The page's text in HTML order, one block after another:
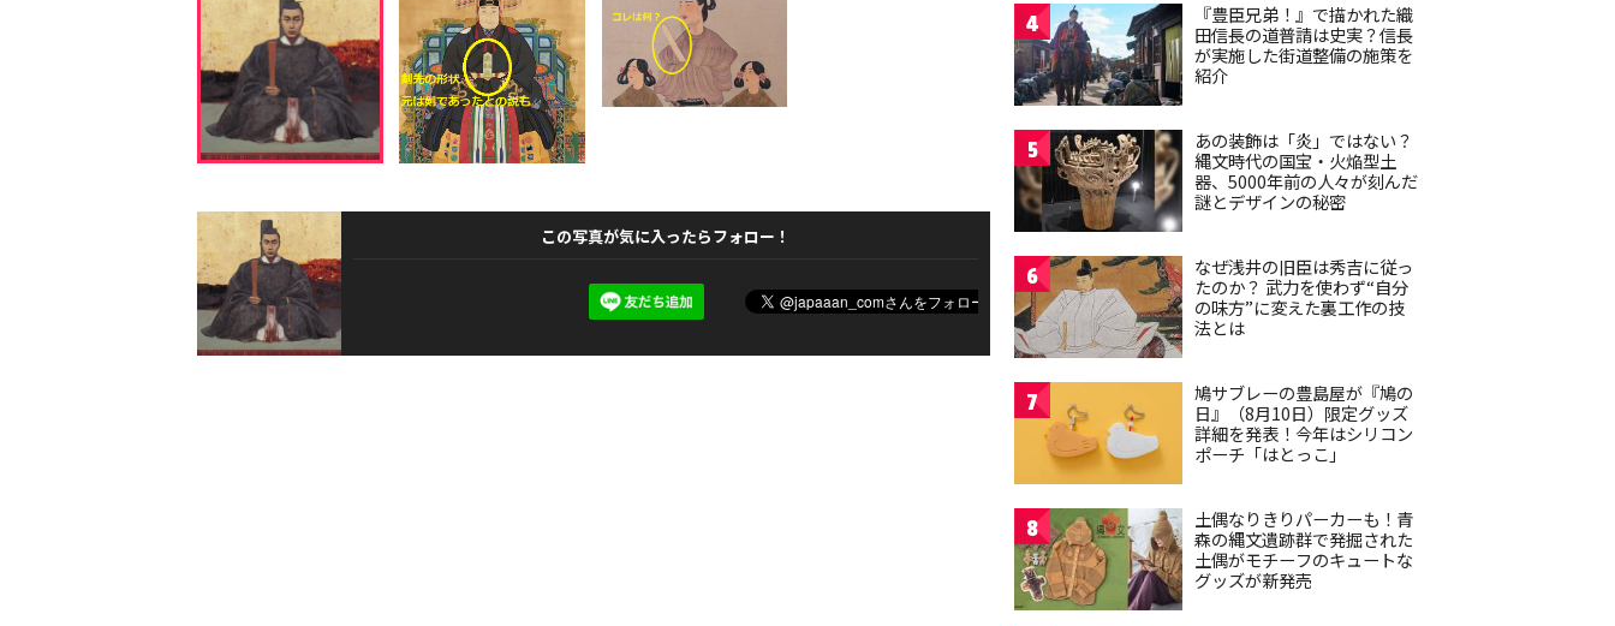
この写真が気に入ったらフォロー！
4
『豊臣兄弟！』で描かれた織
田信長の道普請は史実？信長
が実施した街道整備の施策を
紹介
5
あの装飾は「炎」ではない？
縄文時代の国宝・火焔型土
器、5000年前の人々が刻んだ
謎とデザインの秘密
6
なぜ浅井の旧臣は秀吉に従っ
たのか？ 武力を使わず“自分
の味方”に変えた裏工作の技
法とは
7
鳩サブレーの豊島屋が『鳩の
日』（8月10日）限定グッズ
詳細を発表！今年はシリコン
ポーチ「はとっこ」
8
土偶なりきりパーカーも！青
森の縄文遺跡群で発掘された
土偶がモチーフのキュートな
グッズが新発売